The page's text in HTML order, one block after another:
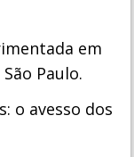
em
Paulo.
o avesso dos